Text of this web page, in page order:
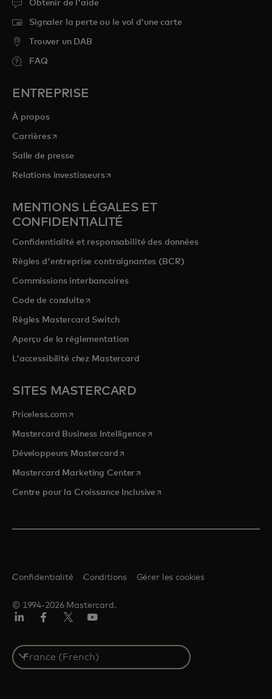
Obtenir de l'aide
Signaler la perte ou le vol d’une carte
Trouver un DAB
FAQ
ENTREPRISE
À propos
Carrièress’ouvre dans un nouvel onglet
Salle de presse
Relations investisseurss’ouvre dans un nouvel onglet
MENTIONS LÉGALES ET
CONFIDENTIALITÉ
Confidentialité et responsabilité des données
Règles d'entreprise contraignantes (BCR)
Commissions interbancaires
Code de conduites’ouvre dans un nouvel onglet
Règles Mastercard Switch
Aperçu de la réglementation
L'accessibilité chez Mastercard
SITES MASTERCARD
Priceless.com s’ouvre dans un nouvel onglet
Mastercard Business Intelligences’ouvre dans un nouvel onglet
Développeurs Mastercards’ouvre dans un nouvel onglet
Mastercard Marketing Centers’ouvre dans un nouvel onglet
Centre pour la Croissance Inclusive s’ouvre dans un nouvel
© 1994-2026 Mastercard.
Confidentialité Conditions Gérer les cookies
Select
a
country